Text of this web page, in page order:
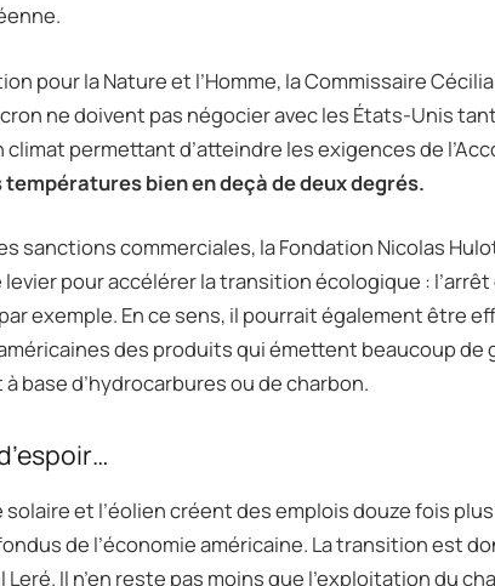
pour la Nature et l’Homme, la Commissaire
ne doivent pas négocier avec les États-Unis
permettant d’atteindre les exigences de
températures bien en deçà de deux degrés.
sanctions commerciales, la Fondation Nicolas
pour accélérer la transition écologique :
exemple. En ce sens, il pourrait également être
des produits qui émettent beaucoup de
à base d’hydrocarbures ou de charbon.
solaire et l’éolien créent des emplois douze fois
de l’économie américaine. La transition est
Leré. Il n’en reste pas moins que l’exploitation du